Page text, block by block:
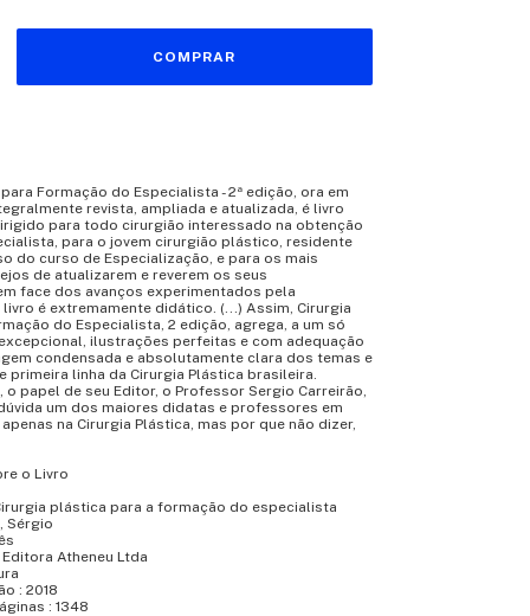
Formação do Especialista - 2ª edição, ora em
revista, ampliada e atualizada, é livro
para todo cirurgião interessado na obtenção
para o jovem cirurgião plástico, residente
do curso de Especialização, e para os mais
de atualizarem e reverem os seus
face dos avanços experimentados pela
livro é extremamente didático. (...) Assim, Cirurgia
do Especialista, 2 edição, agrega, a um só
ilustrações perfeitas e com adequação
condensada e absolutamente clara dos temas e
primeira linha da Cirurgia Plástica brasileira.
o papel de seu Editor, o Professor Sergio Carreirão,
um dos maiores didatas e professores em
na Cirurgia Plástica, mas por que não dizer,
o Livro
plástica para a formação do especialista
Sérgio
Atheneu Ltda
: 2018
: 1348